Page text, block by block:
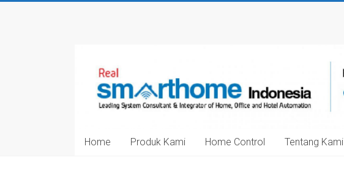
Indonesia
Leading
System
Consultant
Integrator
Home Produk Kami Home Control Tentang Kami